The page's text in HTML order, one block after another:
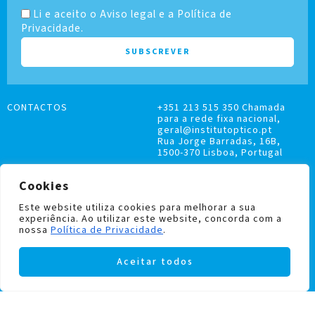
Cookies
Este website utiliza cookies para melhorar a sua
experiência. Ao utilizar este website, concorda com a
nossa Política de Privacidade.
Aceitar todos
Li e aceito o Aviso legal e a Política de
Privacidade.
LIVRO DE RECLAMAÇÕES
POLÍTICA DE PRIVACIDADE E COOKIES
CONTACTOS
+351 213 515 350 Chamada
para a rede fixa nacional,
geral@institutoptico.pt
Rua Jorge Barradas, 16B,
1500-370 Lisboa, Portugal